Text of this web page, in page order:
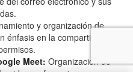
y organización de
énfasis en la compartición
Meet: Organización de